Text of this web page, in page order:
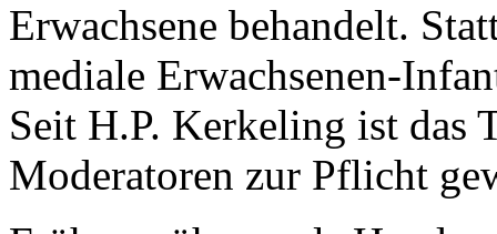
Erwachsene behandelt.
mediale Erwachsenen-
Seit H.P. Kerkeling ist das
Moderatoren zur Pflicht